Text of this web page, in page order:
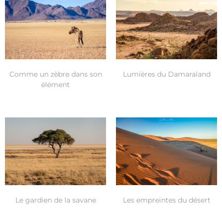
Comme un zèbre dans son
élément
Lumières du Damaraland
Le gardien de la savane Les empreintes du désert